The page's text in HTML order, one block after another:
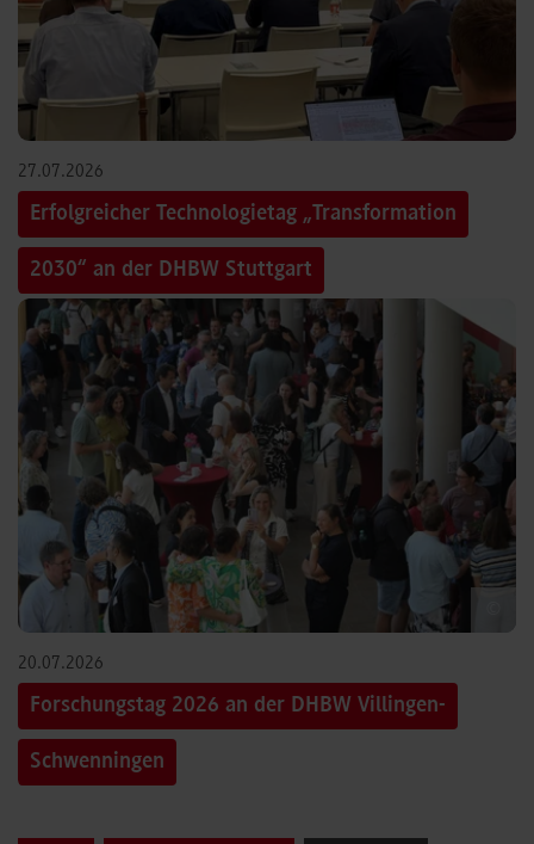
27.07.2026
Erfolgreicher Technologietag „Transformation
2030“ an der DHBW Stuttgart
20.07.2026
Forschungstag 2026 an der DHBW Villingen-
Schwenningen